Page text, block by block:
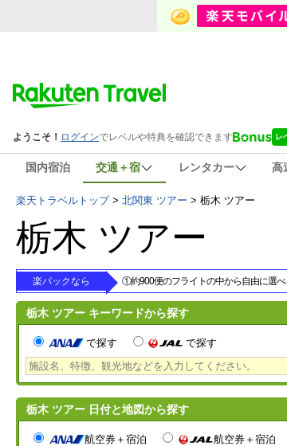
国内宿泊 交通＋宿 レンタカー 高
楽天トラベルトップ> 北関東 ツアー > 栃木 ツアー
栃木 ツアー
楽パックなら ①約900便のフライトの中から自由に選
栃木 ツアー キーワードから探す
で探す で探す
栃木 ツアー 日付と地図から探す
航空券＋宿泊 航空券＋宿泊